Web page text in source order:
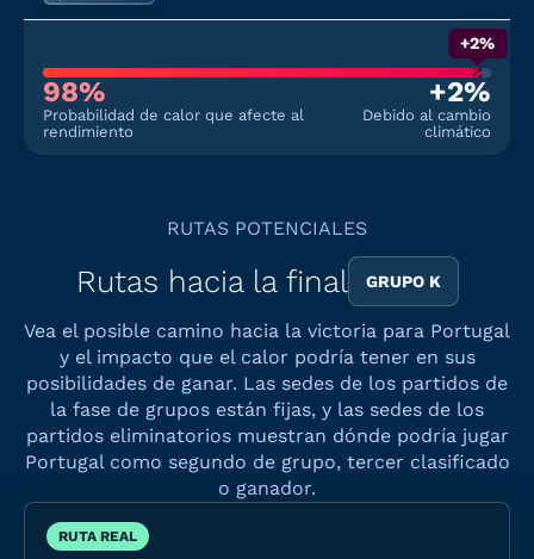
+2%
98%
Probabilidad de calor que afecte al
rendimiento
+2%
Debido al cambio
climático
RUTAS POTENCIALES
Rutas hacia la final GRUPO K
Vea el posible camino hacia la victoria para Portugal
y el impacto que el calor podría tener en sus
posibilidades de ganar. Las sedes de los partidos de
la fase de grupos están fijas, y las sedes de los
partidos eliminatorios muestran dónde podría jugar
Portugal como segundo de grupo, tercer clasificado
o ganador.
RUTA REAL